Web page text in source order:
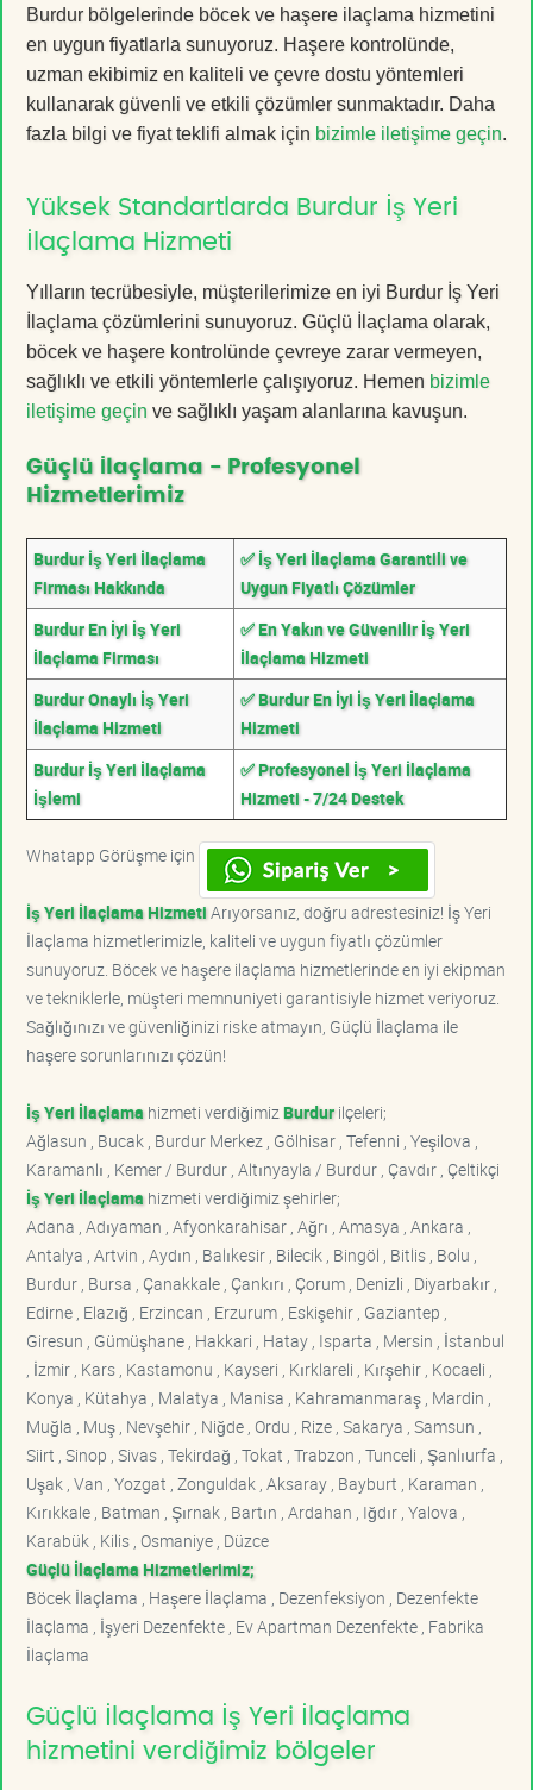
Burdur bölgelerinde böcek ve haşere ilaçlama hizmetini
en uygun fiyatlarla sunuyoruz. Haşere kontrolünde,
uzman ekibimiz en kaliteli ve çevre dostu yöntemleri
kullanarak güvenli ve etkili çözümler sunmaktadır. Daha
fazla bilgi ve fiyat teklifi almak için bizimle iletişime geçin.
Yüksek Standartlarda Burdur İş Yeri
İlaçlama Hizmeti
Yılların tecrübesiyle, müşterilerimize en iyi Burdur İş Yeri
İlaçlama çözümlerini sunuyoruz. Güçlü İlaçlama olarak,
böcek ve haşere kontrolünde çevreye zarar vermeyen,
sağlıklı ve etkili yöntemlerle çalışıyoruz. Hemen bizimle
iletişime geçin ve sağlıklı yaşam alanlarına kavuşun.
Güçlü İlaçlama - Profesyonel
Hizmetlerimiz
Burdur İş Yeri İlaçlama
Firması Hakkında
✅ İş Yeri İlaçlama Garantili ve
Uygun Fiyatlı Çözümler
Burdur En İyi İş Yeri
İlaçlama Firması
✅ En Yakın ve Güvenilir İş Yeri
İlaçlama Hizmeti
Burdur Onaylı İş Yeri
İlaçlama Hizmeti
✅ Burdur En İyi İş Yeri İlaçlama
Hizmeti
Burdur İş Yeri İlaçlama
İşlemi
✅ Profesyonel İş Yeri İlaçlama
Hizmeti - 7/24 Destek
Whatapp Görüşme için
İş Yeri İlaçlama HizmetiArıyorsanız, doğru adrestesiniz! İş Yeri
İlaçlama hizmetlerimizle, kaliteli ve uygun fiyatlı çözümler
sunuyoruz. Böcek ve haşere ilaçlama hizmetlerinde en iyi ekipman
ve tekniklerle, müşteri memnuniyeti garantisiyle hizmet veriyoruz.
Sağlığınızı ve güvenliğinizi riske atmayın, Güçlü İlaçlama ile
haşere sorunlarınızı çözün!
İş Yeri İlaçlama hizmeti verdiğimiz Burdurilçeleri;
Ağlasun , Bucak , Burdur Merkez , Gölhisar , Tefenni , Yeşilova ,
Karamanlı , Kemer / Burdur , Altınyayla / Burdur , Çavdır , Çeltikçi
İş Yeri İlaçlama hizmeti verdiğimiz şehirler;
Adana , Adıyaman , Afyonkarahisar , Ağrı , Amasya , Ankara ,
Antalya , Artvin , Aydın , Balıkesir , Bilecik , Bingöl , Bitlis , Bolu ,
Burdur , Bursa , Çanakkale , Çankırı , Çorum , Denizli , Diyarbakır ,
Edirne , Elazığ , Erzincan , Erzurum , Eskişehir , Gaziantep ,
Giresun , Gümüşhane , Hakkari , Hatay , Isparta , Mersin , İstanbul
, İzmir , Kars , Kastamonu , Kayseri , Kırklareli , Kırşehir , Kocaeli ,
Konya , Kütahya , Malatya , Manisa , Kahramanmaraş , Mardin ,
Muğla , Muş , Nevşehir , Niğde , Ordu , Rize , Sakarya , Samsun ,
Siirt , Sinop , Sivas , Tekirdağ , Tokat , Trabzon , Tunceli , Şanlıurfa ,
Uşak , Van , Yozgat , Zonguldak , Aksaray , Bayburt , Karaman ,
Kırıkkale , Batman , Şırnak , Bartın , Ardahan , Iğdır , Yalova ,
Karabük , Kilis , Osmaniye , Düzce
Güçlü İlaçlama Hizmetlerimiz;
Böcek İlaçlama , Haşere İlaçlama , Dezenfeksiyon , Dezenfekte
İlaçlama , İşyeri Dezenfekte , Ev Apartman Dezenfekte , Fabrika
İlaçlama
Güçlü İlaçlama İş Yeri İlaçlama
hizmetini verdiğimiz bölgeler